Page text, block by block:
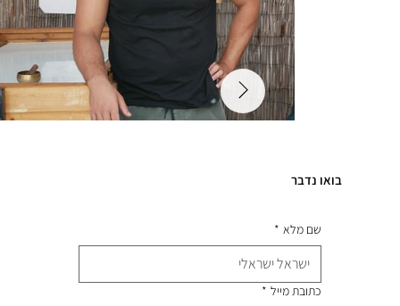
בואו נדבר
שם מלא *
כתובת מייל *